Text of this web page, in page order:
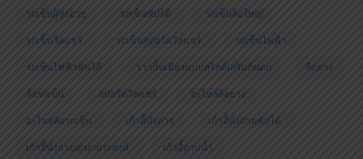
รถเข็นผู้สูงอายุ รถเข็นพับได้ รถเข็นล้อใหญ่
รถเข็นวีลแชร์ รถเข็นสปอร์ตวีลแชร์ รถเข็นไฟฟ้า
รถเข็นไฟฟ้าพับได้ ราวกั้นเตียงแบบสไลด์เสริมกันตก ล้อยาง
ล้อรถเข็น สปอร์ตวีลแชร์ อะไหล่ล้อยาง
อะไหล่ล้อรถเข็น เก้าอี้นั่งถ่าย เก้าอี้นั่งถ่ายพับได้
เก้าอี้นั่งถ่ายอเนกประสงค์ เก้าอี้อาบน้ำ